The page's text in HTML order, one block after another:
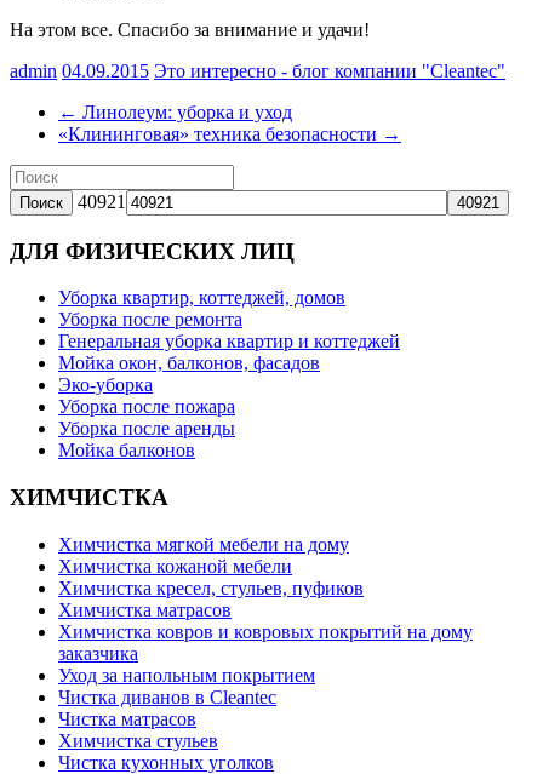
На этом все. Спасибо за внимание и удачи!
admin 04.09.2015 Это интересно - блог компании "Cleantec"
← Линолеум: уборка и уход
«Клининговая» техника безопасности →
40921
ДЛЯ ФИЗИЧЕСКИХ ЛИЦ
Уборка квартир, коттеджей, домов
Уборка после ремонта
Генеральная уборка квартир и коттеджей
Мойка окон, балконов, фасадов
Эко-уборка
Уборка после пожара
Уборка после аренды
Мойка балконов
ХИМЧИСТКА
Химчистка мягкой мебели на дому
Химчистка кожаной мебели
Химчистка кресел, стульев, пуфиков
Химчистка матрасов
Химчистка ковров и ковровых покрытий на дому
заказчика
Уход за напольным покрытием
Чистка диванов в Cleantec
Чистка матрасов
Химчистка стульев
Чистка кухонных уголков